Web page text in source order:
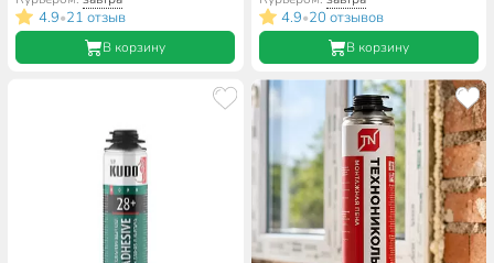
4.9•21 отзыв
В корзину
4.9•20 отзывов
В корзину